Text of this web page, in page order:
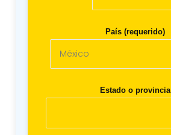
País (requerido)
Estado o provincia